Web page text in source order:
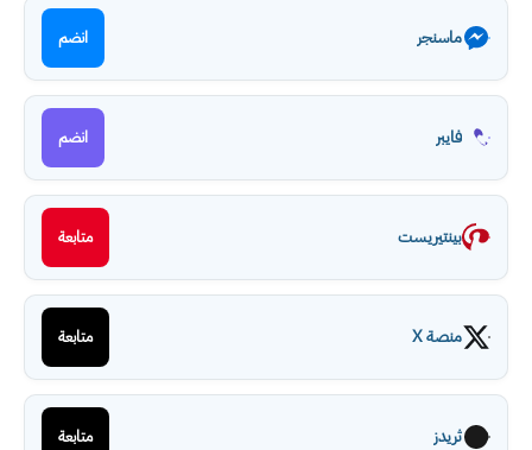
ماسنجر انضم
فايبر انضم
بينتيريست متابعة
منصة X متابعة
ثريدز متابعة